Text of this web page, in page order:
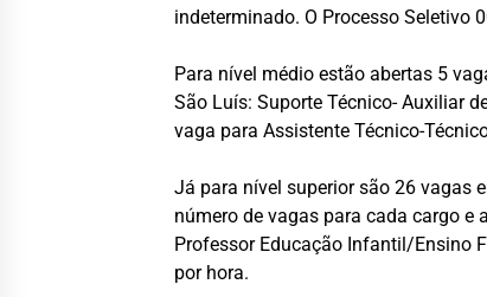
indeterminado. O Processo Seletivo
Para nível médio estão abertas 5
São Luís: Suporte Técnico- Auxiliar
vaga para Assistente Técnico-
Já para nível superior são 26 vagas
número de vagas para cada cargo e
Professor Educação Infantil/Ensino
por hora.